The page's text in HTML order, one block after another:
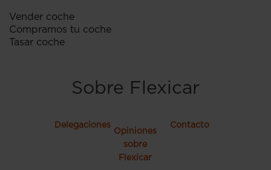
Vender coche
Compramos tu coche
Tasar coche
Sobre Flexicar
Delegaciones
Opiniones
sobre
Flexicar
Contacto